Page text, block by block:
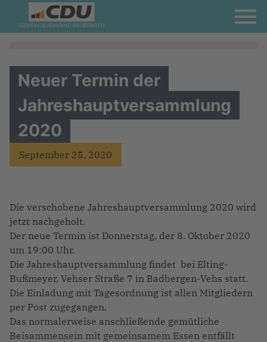
GEMEINDEVERBAND BADBERGEN
Neuer Termin der
Jahreshauptversammlung
2020
September 25, 2020
Die verschobene Jahreshauptversammlung 2020 wird
jetzt nachgeholt.
Der neue Termin ist Donnerstag, der 8. Oktober 2020
um 19:00 Uhr.
Die Jahreshauptversammlung findet bei Elting-
Bußmeyer, Vehser Straße 7 in Badbergen-Vehs statt.
Die Einladung mit Tagesordnung ist allen Mitgliedern
per Post zugegangen.
Das normalerweise anschließende gemütliche
Beisammensein mit gemeinsamem Essen entfällt